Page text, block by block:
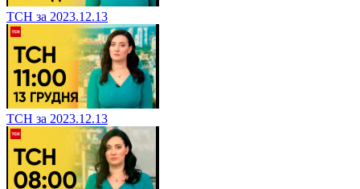
ТСН за 2023.12.13
ТСН за 2023.12.13